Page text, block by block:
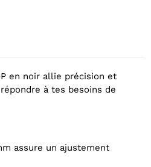
en noir allie précision et
à tes besoins de